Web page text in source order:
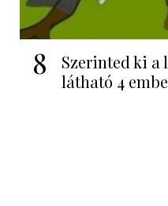
8
Szerinted ki a
látható 4